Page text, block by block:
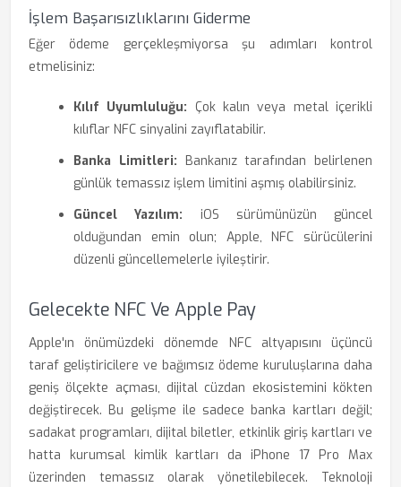
İşlem Başarısızlıklarını Giderme
Eğer ödeme gerçekleşmiyorsa şu adımları kontrol
etmelisiniz:
Kılıf Uyumluluğu: Çok kalın veya metal içerikli
kılıflar NFC sinyalini zayıflatabilir.
Banka Limitleri: Bankanız tarafından belirlenen
günlük temassız işlem limitini aşmış olabilirsiniz.
Güncel Yazılım: iOS sürümünüzün güncel
olduğundan emin olun; Apple, NFC sürücülerini
düzenli güncellemelerle iyileştirir.
Gelecekte NFC Ve Apple Pay
Apple'ın önümüzdeki dönemde NFC altyapısını üçüncü
taraf geliştiricilere ve bağımsız ödeme kuruluşlarına daha
geniş ölçekte açması, dijital cüzdan ekosistemini kökten
değiştirecek. Bu gelişme ile sadece banka kartları değil;
sadakat programları, dijital biletler, etkinlik giriş kartları ve
hatta kurumsal kimlik kartları da iPhone 17 Pro Max
üzerinden temassız olarak yönetilebilecek. Teknoloji